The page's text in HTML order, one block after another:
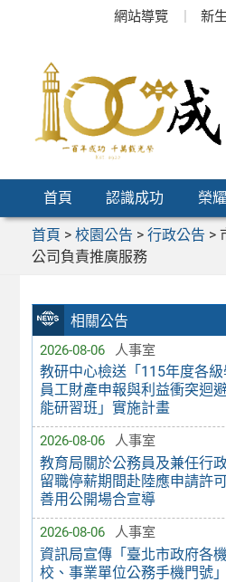
網站導覽 新
首頁 認識成功 榮
首頁 > 校園公告 > 行政公告 >
公司負責推廣服務
相關公告
2026-08-06 人事室
教研中心檢送「115年度各
員工財產申報與利益衝突迴
能研習班」實施計畫
2026-08-06 人事室
教育局關於公務員及兼任行
留職停薪期間赴陸應申請許
善用公開場合宣導
2026-08-06 人事室
資訊局宣傳「臺北市政府各
校、事業單位公務手機門號